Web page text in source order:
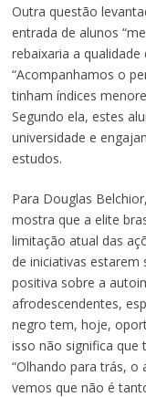
Outra questão
entrada de alunos
rebaixaria a
“Acompanhamos o
tinham índices
Segundo ela, estes
universidade e
estudos.
Para Douglas
mostra que a elite
limitação atual das
de iniciativas
positiva sobre a
afrodescendentes,
negro tem, hoje,
isso não significa que
“Olhando para trás, o
vemos que não é